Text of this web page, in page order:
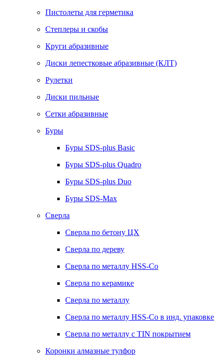
Пистолеты для герметика
Степлеры и скобы
Круги абразивные
Диски лепестковые абразивные (КЛТ)
Рулетки
Диски пильные
Сетки абразивные
Буры
Буры SDS-plus Basic
Буры SDS-plus Quadro
Буры SDS-plus Duo
Буры SDS-Max
Сверла
Сверла по бетону ЦХ
Сверла по дереву
Сверла по металлу HSS-Co
Сверла по керамике
Сверла по металлу
Сверла по металлу HSS-Co в инд. упаковке
Сверла по металлу с TIN покрытием
Коронки алмазные тулфор